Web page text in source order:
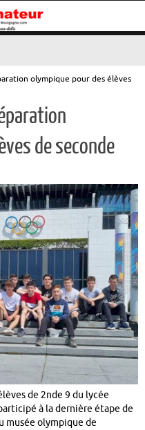
olympique pour des élèves
de seconde
de 2nde 9 du lycée
à la dernière étape de
musée olympique de